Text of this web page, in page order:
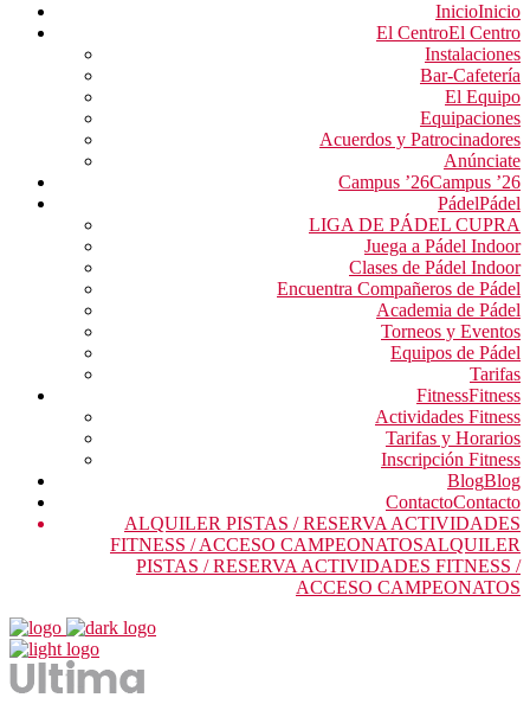
InicioInicio
El CentroEl Centro
Instalaciones
Bar-Cafetería
El Equipo
Equipaciones
Acuerdos y Patrocinadores
Anúnciate
Campus ’26Campus ’26
PádelPádel
LIGA DE PÁDEL CUPRA
Juega a Pádel Indoor
Clases de Pádel Indoor
Encuentra Compañeros de Pádel
Academia de Pádel
Torneos y Eventos
Equipos de Pádel
Tarifas
FitnessFitness
Actividades Fitness
Tarifas y Horarios
Inscripción Fitness
BlogBlog
ContactoContacto
ALQUILER PISTAS / RESERVA ACTIVIDADES
FITNESS / ACCESO CAMPEONATOSALQUILER
PISTAS / RESERVA ACTIVIDADES FITNESS /
ACCESO CAMPEONATOS